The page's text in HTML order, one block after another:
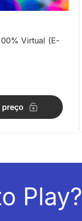
Virtual (E-
preço
Play?